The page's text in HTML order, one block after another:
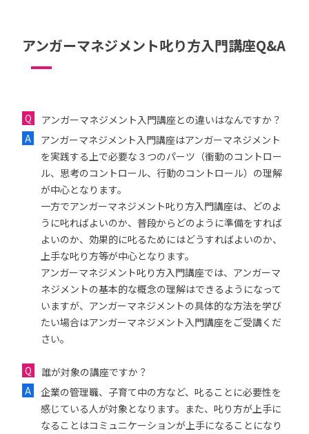
アンガーマネジメント叱り方入門講座Q&A
アンガーマネジメント入門講座との違いはなんですか？
アンガーマネジメント入門講座はアンガーマネジメント
を実践する上で必要な３つのパーツ（衝動のコントロー
ル、思考のコントロール、行動のコントロール）の理解
が中心となります。
一方でアンガーマネジメント叱り方入門講座は、どのよ
うに叱ればよいのか、普段からどのように準備をすれば
よいのか、効果的に叱るためにはどうすればよいのか、
上手な叱り方等が中心となります。
アンガーマネジメント叱り方入門講座では、アンガーマ
ネジメントの基本的な概念の理解はできるようになって
いますが、アンガーマネジメントの具体的な方法を学び
たい場合はアンガーマネジメント入門講座をご受講くだ
さい。
誰が対象の講座ですか？
企業の管理職、子育て中の方など、叱ることに必要性を
感じている人が対象となります。また、叱り方が上手に
なることはコミュニケーションが上手になることになり